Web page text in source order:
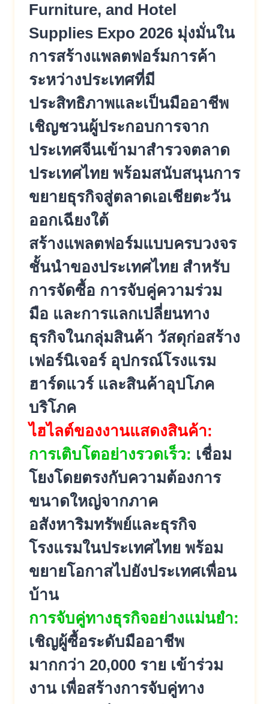
Furniture, and Hotel
Supplies Expo 2026 มุ่งมั่นใน
การสร้างแพลตฟอร์มการค้า
ระหว่างประเทศที่มี
ประสิทธิภาพและเป็นมืออาชีพ
เชิญชวนผู้ประกอบการจาก
ประเทศจีนเข้ามาสำรวจตลาด
ประเทศไทย พร้อมสนับสนุนการ
ขยายธุรกิจสู่ตลาดเอเชียตะวัน
ออกเฉียงใต้
สร้างแพลตฟอร์มแบบครบวงจร
ชั้นนำของประเทศไทย สำหรับ
การจัดซื้อ การจับคู่ความร่วม
มือ และการแลกเปลี่ยนทาง
ธุรกิจในกลุ่มสินค้า วัสดุก่อสร้าง
เฟอร์นิเจอร์ อุปกรณ์โรงแรม
ฮาร์ดแวร์ และสินค้าอุปโภค
บริโภค
ไฮไลต์ของงานแสดงสินค้า:
การเติบโตอย่างรวดเร็ว: เชื่อม
โยงโดยตรงกับความต้องการ
ขนาดใหญ่จากภาค
อสังหาริมทรัพย์และธุรกิจ
โรงแรมในประเทศไทย พร้อม
ขยายโอกาสไปยังประเทศเพื่อน
บ้าน
การจับคู่ทางธุรกิจอย่างแม่นยำ:
เชิญผู้ซื้อระดับมืออาชีพ
มากกว่า 20,000 ราย เข้าร่วม
งาน เพื่อสร้างการจับคู่ทาง